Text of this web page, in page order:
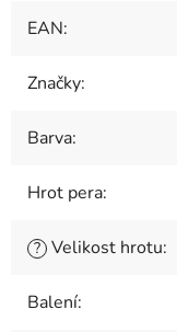
EAN:
Značky:
Barva:
Hrot pera:
? Velikost hrotu:
Balení: